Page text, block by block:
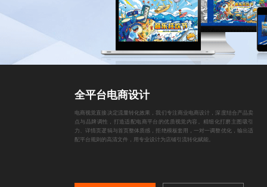
全平台电商设计
电商视觉直接决定流量转化效果，我们专注商业电商设计，深度结合产品卖
点与品牌调性，打造适配电商平台的优质视觉内容。精细化打磨主图吸引
力、详情页逻辑与首页整体质感，拒绝模板套用，一对一调整优化，输出适
配平台规则的高清文件，用专业设计为店铺引流转化赋能。